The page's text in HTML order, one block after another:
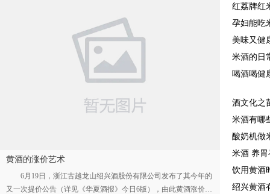
一米一酒薄荷味米酒
黄酒的涨价艺术
6月19日，浙江古越龙山绍兴酒股份有限公司发布了其今年的
又一次提价公告（详见《华夏酒报》今日6版），由此黄酒涨价、
红荔牌红
孕妇能吃
美味又健
米酒的日
喝酒喝健
酒文化之
米酒有哪
酸奶机做
米酒 养
饮用黄酒
绍兴黄酒